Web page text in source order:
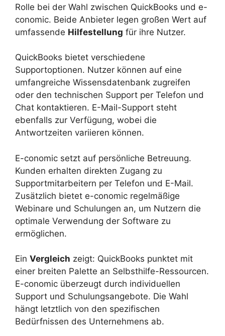
Rolle bei der Wahl zwischen QuickBooks und e-
conomic. Beide Anbieter legen großen Wert auf
umfassende Hilfestellung für ihre Nutzer.
QuickBooks bietet verschiedene
Supportoptionen. Nutzer können auf eine
umfangreiche Wissensdatenbank zugreifen
oder den technischen Support per Telefon und
Chat kontaktieren. E-Mail-Support steht
ebenfalls zur Verfügung, wobei die
Antwortzeiten variieren können.
E-conomic setzt auf persönliche Betreuung.
Kunden erhalten direkten Zugang zu
Supportmitarbeitern per Telefon und E-Mail.
Zusätzlich bietet e-conomic regelmäßige
Webinare und Schulungen an, um Nutzern die
optimale Verwendung der Software zu
ermöglichen.
Ein Vergleich zeigt: QuickBooks punktet mit
einer breiten Palette an Selbsthilfe-Ressourcen.
E-conomic überzeugt durch individuellen
Support und Schulungsangebote. Die Wahl
hängt letztlich von den spezifischen
Bedürfnissen des Unternehmens ab.